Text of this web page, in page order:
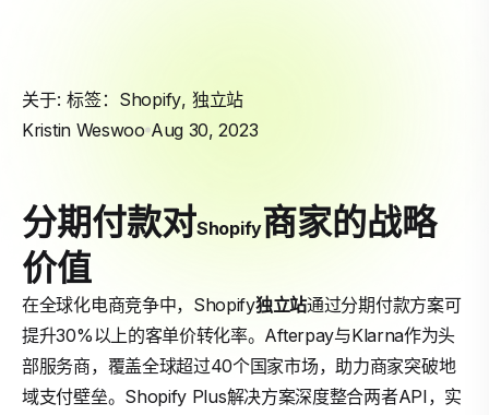
关于: 标签： Shopify, 独立站
Kristin Weswoo Aug 30, 2023
分期付款对Shopify商家的战略
价值
在全球化电商竞争中，Shopify独立站通过分期付款方案可
提升30%以上的客单价转化率。Afterpay与Klarna作为头
部服务商，覆盖全球超过40个国家市场，助力商家突破地
域支付壁垒。Shopify Plus解决方案深度整合两者API，实